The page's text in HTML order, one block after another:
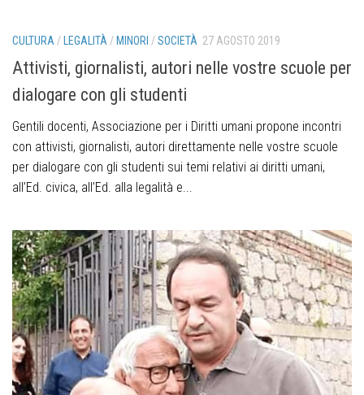
CULTURA/ LEGALITÀ/ MINORI /SOCIETÀ 27 AGOSTO 2019
Attivisti, giornalisti, autori nelle vostre scuole per
dialogare con gli studenti
Gentili docenti, Associazione per i Diritti umani propone incontri
con attivisti, giornalisti, autori direttamente nelle vostre scuole
per dialogare con gli studenti sui temi relativi ai diritti umani,
all’Ed. civica, all’Ed. alla legalità e...